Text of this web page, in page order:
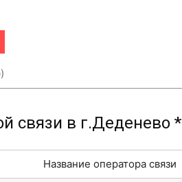
связи в г.Деденево *
Название оператора связи